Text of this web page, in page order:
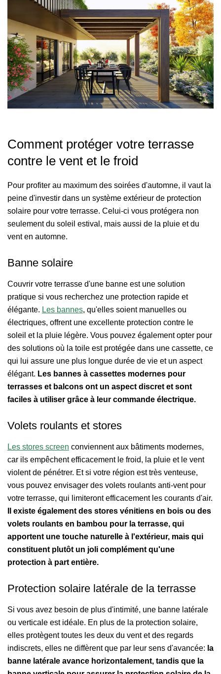
Comment protéger votre terrasse
contre le vent et le froid
Pour profiter au maximum des soirées d'automne, il vaut la
peine d'investir dans un système extérieur de protection
solaire pour votre terrasse. Celui-ci vous protégera non
seulement du soleil estival, mais aussi de la pluie et du
vent en automne.
Banne solaire
Couvrir votre terrasse d'une banne est une solution
pratique si vous recherchez une protection rapide et
élégante. Les bannes, qu'elles soient manuelles ou
électriques, offrent une excellente protection contre le
soleil et la pluie légère. Vous pouvez également opter pour
des solutions où la toile est protégée dans une cassette, ce
qui lui assure une plus longue durée de vie et un aspect
élégant. Les bannes à cassettes modernes pour
terrasses et balcons ont un aspect discret et sont
faciles à utiliser grâce à leur commande électrique.
Volets roulants et stores
Les stores screen conviennent aux bâtiments modernes,
car ils empêchent efficacement le froid, la pluie et le vent
violent de pénétrer. Et si votre région est très venteuse,
vous pouvez envisager des volets roulants anti-vent pour
votre terrasse, qui limiteront efficacement les courants d'air.
Il existe également des stores vénitiens en bois ou des
volets roulants en bambou pour la terrasse, qui
apportent une touche naturelle à l'extérieur, mais qui
constituent plutôt un joli complément qu'une
protection à part entière.
Protection solaire latérale de la terrasse
Si vous avez besoin de plus d'intimité, une banne latérale
ou verticale est idéale. En plus de la protection solaire,
elles protègent toutes les deux du vent et des regards
indiscrets, elles ne diffèrent que par leur sens d'avancée: la
banne latérale avance horizontalement, tandis que la